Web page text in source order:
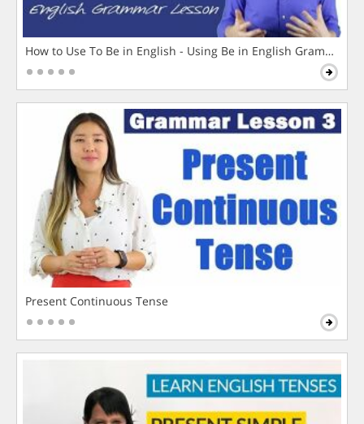
How to Use To Be in English - Using Be in English Grammar
Present Continuous Tense